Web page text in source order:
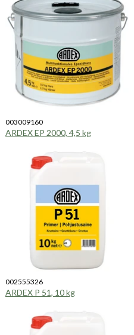
003009160
ARDEX EP 2000, 4,5 kg
002555326
ARDEX P 51, 10 kg